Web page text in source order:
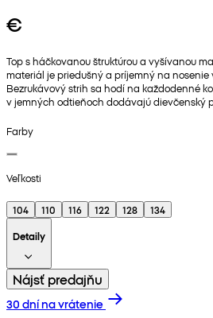
€
Top s háčkovanou štruktúrou a vyšívanou
materiál je priedušný a príjemný na nosenie
Bezrukávový strih sa hodí na každodenné
v jemných odtieňoch dodávajú dievčenský
Farby
Veľkosti
104 110 116 122 128
134
Detaily
Nájsť predajňu
30 dní na vrátenie